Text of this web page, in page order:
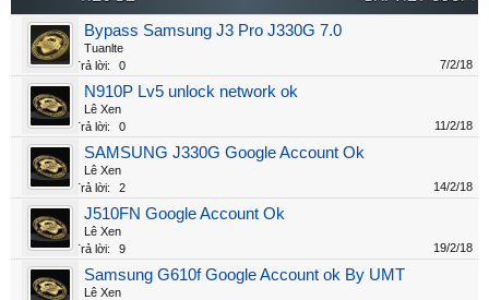
Bypass Samsung J3 Pro J330G 7.0
Tuanlte
Trả lời:
0 7/2/18
N910P Lv5 unlock network ok
Lê Xen
Trả lời:
0 11/2/18
SAMSUNG J330G Google Account Ok
Lê Xen
Trả lời:
2 14/2/18
J510FN Google Account Ok
Lê Xen
Trả lời:
9 19/2/18
Samsung G610f Google Account ok By UMT
Lê Xen